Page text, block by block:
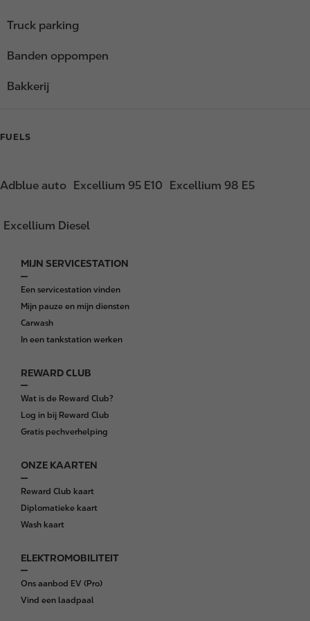
Truck parking
Banden oppompen
Bakkerij
FUELS
Adblue auto Excellium 95 E10 Excellium 98 E5
Excellium Diesel
F
o
o
t
e
MIJN SERVICESTATION
Een servicestation vinden
Mijn pauze en mijn diensten
Carwash
In een tankstation werken
REWARD CLUB
Wat is de Reward Club?
Log in bij Reward Club
Gratis pechverhelping
ONZE KAARTEN
Reward Club kaart
Diplomatieke kaart
Wash kaart
ELEKTROMOBILITEIT
Ons aanbod EV (Pro)
Vind een laadpaal